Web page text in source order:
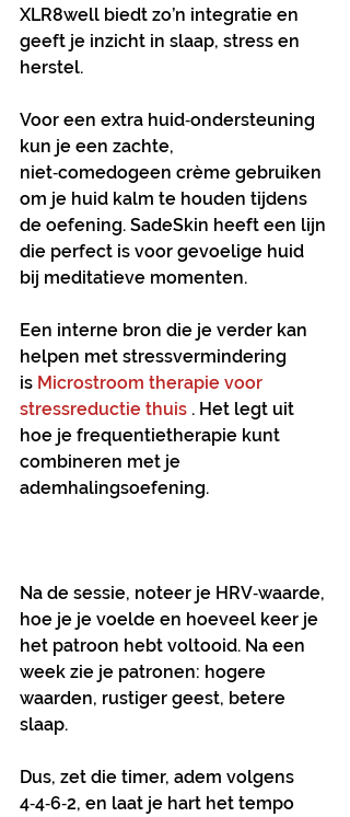
XLR8well biedt zo’n integratie en
geeft je inzicht in slaap, stress en
herstel.
Voor een extra huid‑ondersteuning
kun je een zachte,
niet‑comedogeen crème gebruiken
om je huid kalm te houden tijdens
de oefening. SadeSkin heeft een lijn
die perfect is voor gevoelige huid
bij meditatieve momenten.
Een interne bron die je verder kan
helpen met stressvermindering
is Microstroom therapie voor
stressreductie thuis . Het legt uit
hoe je frequentietherapie kunt
combineren met je
ademhalingsoefening.
Na de sessie, noteer je HRV‑waarde,
hoe je je voelde en hoeveel keer je
het patroon hebt voltooid. Na een
week zie je patronen: hogere
waarden, rustiger geest, betere
slaap.
Dus, zet die timer, adem volgens
4‑4‑6‑2, en laat je hart het tempo